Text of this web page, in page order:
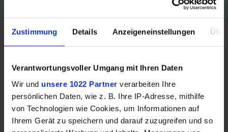
Zustimmung Details Anzeigeneinstellungen
Verantwortungsvoller Umgang mit Ihren Daten
Wir und unsere 1022 Partner verarbeiten Ihre
persönlichen Daten, wie z. B. Ihre IP-Adresse, mithilfe
von Technologien wie Cookies, um Informationen auf
Ihrem Gerät zu speichern und darauf zuzugreifen und so
Videoanschlüsse
1x HDMI
2.1b
DisplayPort
3x
DisplayPort
2.1b